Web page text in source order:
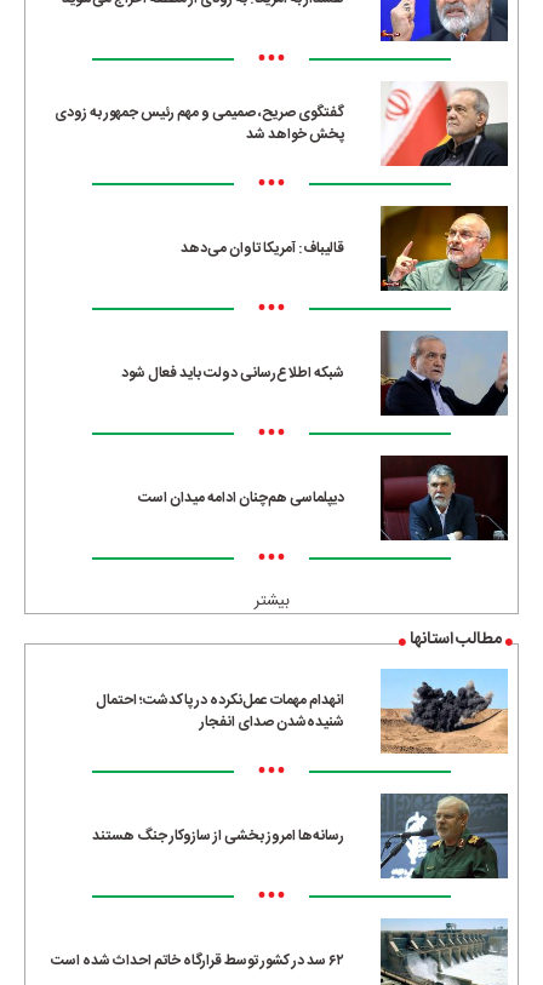
•••
گفتگوی صریح، صمیمی و مهم رئیس جمهور به زودی
پخش خواهد شد
•••
قالیباف: آمریکا تاوان می‌دهد
•••
شبکه اطلاع‌رسانی دولت باید فعال شود
•••
دیپلماسی هم‌چنان ادامه میدان است
•••
بیشتر
مطالب استانها
انهدام مهمات عمل‌نکرده در پاکدشت؛ احتمال
شنیده‌شدن صدای انفجار
•••
رسانه‌ها امروز بخشی از سازوکار جنگ هستند
•••
۶۲ سد در کشور توسط قرارگاه خاتم احداث شده است